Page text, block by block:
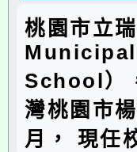
桃園市立
School）
灣桃園市
月， 現任